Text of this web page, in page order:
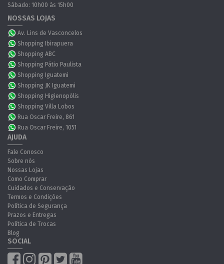
Sábado: 10h00 às 15h00
NOSSAS LOJAS
Av. Lins de Vasconcelos
Shopping Ibirapuera
Shopping ABC
Shopping Pátio Paulista
Shopping Iguatemi
Shopping JK Iguatemi
Shopping Higienopólis
Shopping Villa Lobos
Rua Oscar Freire, 861
Rua Oscar Freire, 1051
AJUDA
Fale Conosco
Sobre nós
Nossas Lojas
Como Comprar
Cuidados e Conservação
Termos e Condições
Política de Segurança
Prazos e Entregas
Política de Trocas
Blog
SOCIAL